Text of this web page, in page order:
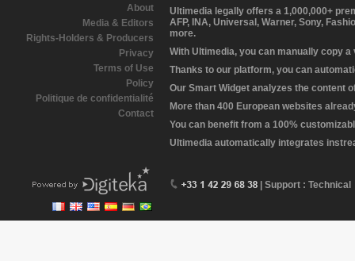
About
Media & Editors
Rights-Holders & Producers
Privacy
Terms of Use
Policy
Politique de confidentialité
Contact
Ultimedia legally offers a 1,000,000+
AFP, INA, Universal, Warner, Sony,
more.
With Ultimedia, you can manually copy
Thanks to our platform, you can
Our Smart Widget analyzes the content
More than 400 European websites
You can benefit from a 100%
Ultimedia automatically integrates
| Support : Technical